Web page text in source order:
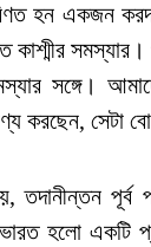
হন একজন
কাশ্মীর
সঙ্গে।
করছেন, সেটা
পূর্ব
হলো একটি